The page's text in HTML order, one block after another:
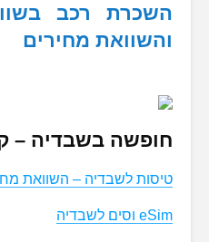
השכרת רכב
והשוואת מחירים
חופשה בשבדיה –
טיסות לשבדיה – השוואת
eSim וסים לשבדיה